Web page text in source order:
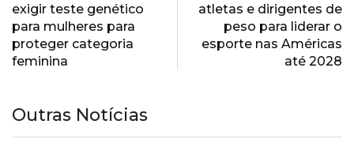
exigir teste genético
para mulheres para
proteger categoria
feminina
atletas e dirigentes de
peso para liderar o
esporte nas Américas
até 2028
Outras Notícias